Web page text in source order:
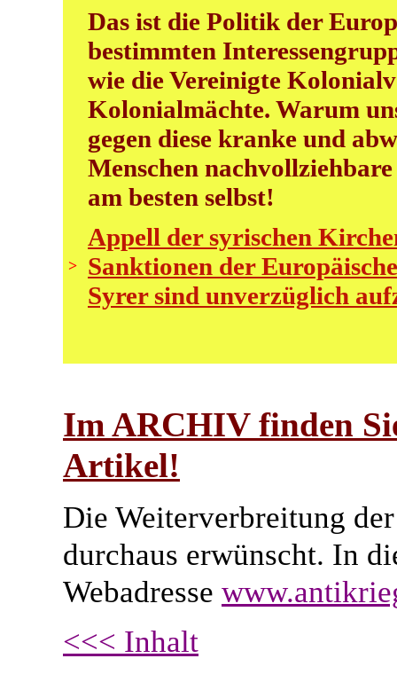
Das ist die Politik der
bestimmten
wie die Vereinigte
Kolonialmächte. Warum
gegen diese kranke und
Menschen
am besten selbst!
>
Appell der syrischen
Sanktionen der
Syrer sind unverzüglich
Im ARCHIV finden
Artikel!
Die Weiterverbreitung
durchaus erwünscht. In
Webadresse
<<< Inhalt